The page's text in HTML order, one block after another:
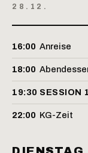
28.12.
16:00 Anreise
18:00
19:30 SESSION
22:00 KG-Zeit